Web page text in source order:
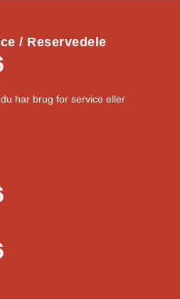
/ Reservedele
har brug for service eller